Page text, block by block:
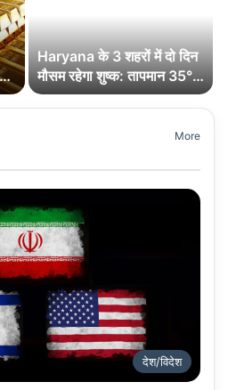
Haryana के 3 शहरों में दो दिन
मौसम रहेगा शुष्क: तापमान 35°C
से ऊपर
More
देश/विदेश